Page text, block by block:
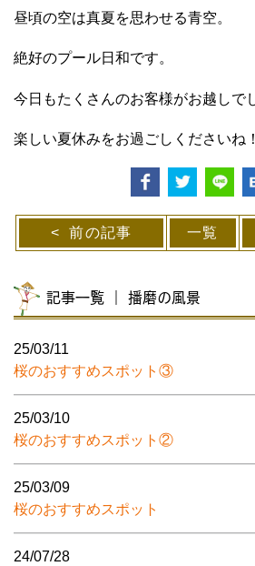
昼頃の空は真夏を思わせる青空。
絶好のプール日和です。
今日もたくさんのお客様がお越しで
楽しい夏休みをお過ごしくださいね！
前の記事 一覧
記事一覧 ｜ 播磨の風景
25/03/11
桜のおすすめスポット③
25/03/10
桜のおすすめスポット②
25/03/09
桜のおすすめスポット
24/07/28